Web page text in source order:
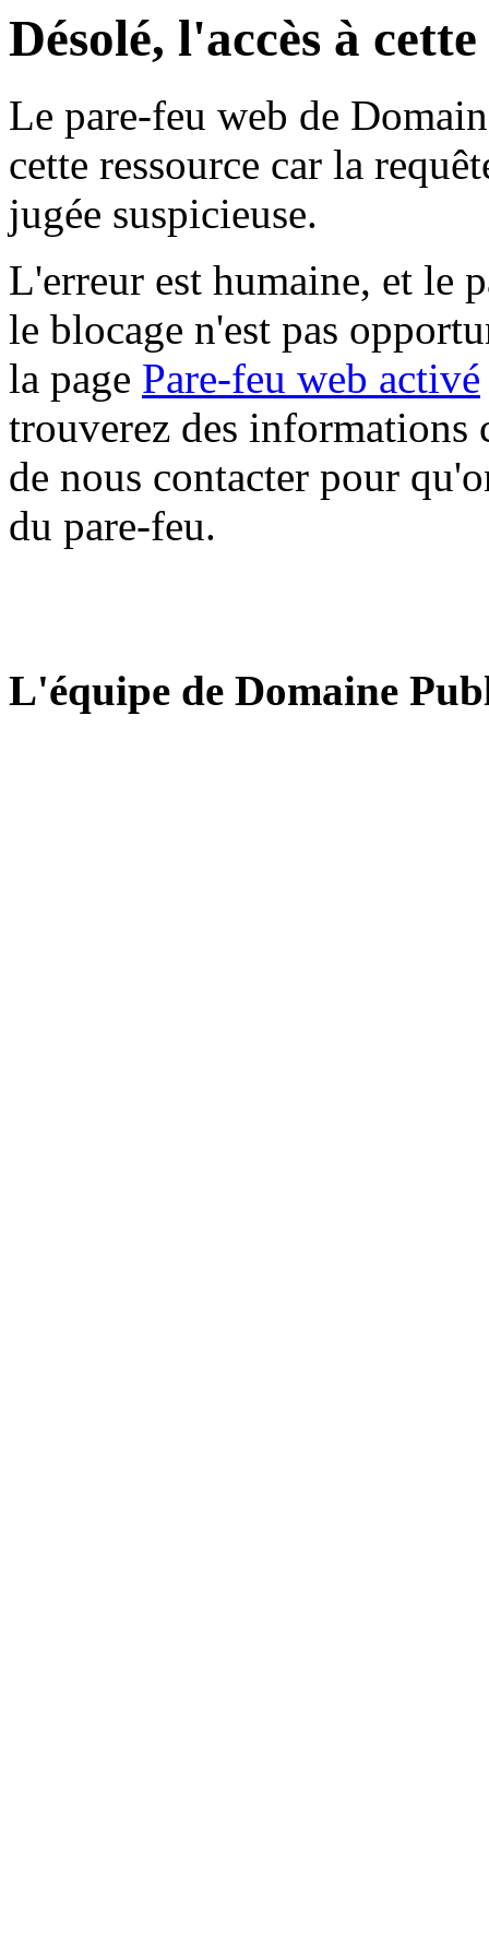
Désolé, l'accès à
Le pare-feu web de
cette ressource car la
jugée suspicieuse.
L'erreur est humaine, et le
le blocage n'est pas
la page Pare-feu web activé
trouverez des informations
de nous contacter pour
du pare-feu.
L'équipe de Domaine